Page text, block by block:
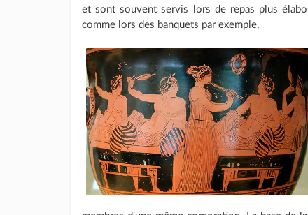
et sont souvent servis lors de repas plus
comme lors des banquets par exemple.